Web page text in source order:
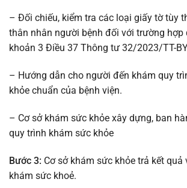
– Đối chiếu, kiểm tra các loại giấy tờ tùy
thân nhân người bệnh đối với trường hợp
khoản 3 Điều 37 Thông tư 32/2023/TT-
– Hướng dẫn cho người đến khám quy
khỏe chuẩn của bệnh viện.
– Cơ sở khám sức khỏe xây dựng, ban
quy trình khám sức khỏe
Bước 3: Cơ sở khám sức khỏe trả kết quả
khám sức khoẻ.